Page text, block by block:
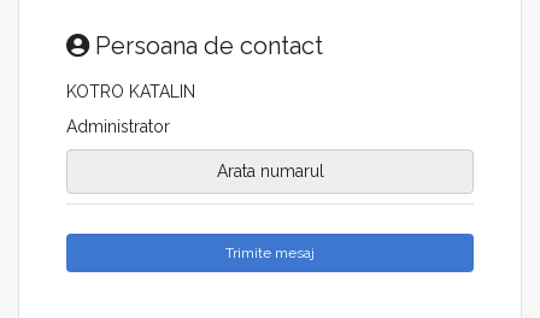
Persoana de contact
KOTRO KATALIN
Administrator
Arata numarul
Trimite mesaj